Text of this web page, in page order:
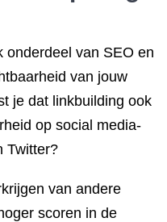
onderdeel van SEO en
van jouw
je dat linkbuilding ook
op social media-
Twitter?
van andere
scoren in de